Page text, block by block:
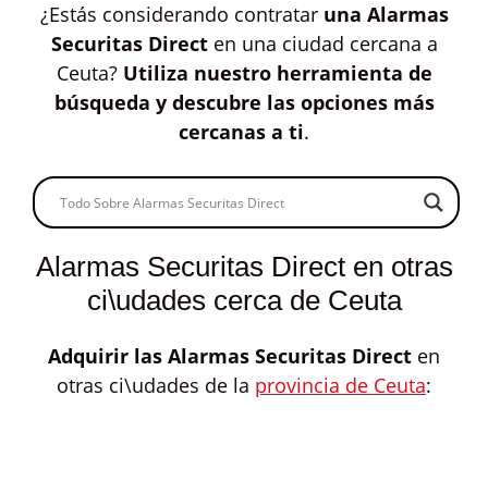
¿Estás considerando contratar una Alarmas
Securitas Directen una ciudad cercana a
Ceuta? Utiliza nuestro herramienta de
búsqueda y descubre las opciones más
cercanas a ti.
Alarmas Securitas Direct en otras
ci\udades cerca de Ceuta
Adquirir las Alarmas Securitas Direct en
otras ci\udades de la provincia de Ceuta: